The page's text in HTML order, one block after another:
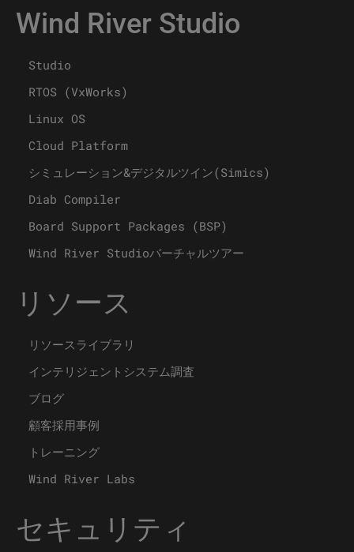
Wind River Studio
Studio
RTOS (VxWorks)
Linux OS
Cloud Platform
シミュレーション&デジタルツイン(Simics)
Diab Compiler
Board Support Packages (BSP)
Wind River Studioバーチャルツアー
リソース
リソースライブラリ
インテリジェントシステム調査
ブログ
顧客採用事例
トレーニング
Wind River Labs
セキュリティ